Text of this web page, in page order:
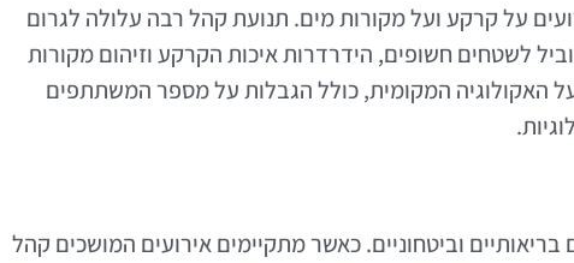
על קרקע ועל מקורות מים. תנועת קהל רבה עלולה לגרום
לשטחים חשופים, הידרדרות איכות הקרקע וזיהום מקורות
האקולוגיה המקומית, כולל הגבלות על מספר המשתתפים
בריאותיים וביטחוניים. כאשר מתקיימים אירועים המושכים קהל